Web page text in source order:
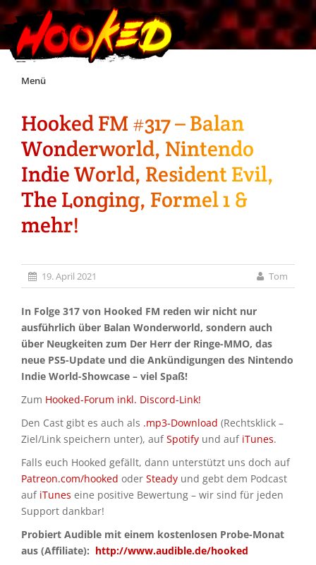
Skip
Menü
Unterstützt Hooked!
Exklusiv für Supporter*innen
Impressum
Discord
Hooked FM #317 – Balan
Wonderworld, Nintendo
Indie World, Resident Evil,
The Longing, Formel 1 &
mehr!
19. April 2021 Tom
In Folge 317 von Hooked FM reden wir nicht nur
ausführlich über Balan Wonderworld, sondern auch
über Neugkeiten zum Der Herr der Ringe-MMO, das
neue PS5-Update und die Ankündigungen des Nintendo
Indie World-Showcase – viel Spaß!
Zum Hooked-Forum inkl. Discord-Link!
Den Cast gibt es auch als .mp3-Download (Rechtsklick –
Ziel/Link speichern unter), aufSpotify und auf iTunes.
Falls euch Hooked gefällt, dann unterstützt uns doch auf
Patreon.com/hooked oder Steady und gebt dem Podcast
auf iTunes eine positive Bewertung – wir sind für jeden
Support dankbar!
Probiert Audible mit einem kostenlosen Probe-Monat
aus (Affiliate): http://www.audible.de/hooked